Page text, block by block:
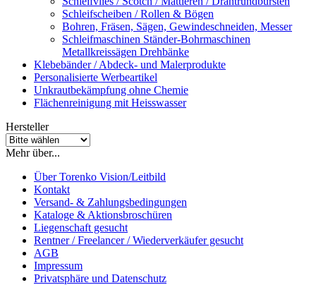
Schleifscheiben / Rollen & Bögen
Bohren, Fräsen, Sägen, Gewindeschneiden, Messer
Schleifmaschinen Ständer-Bohrmaschinen
Metallkreissägen Drehbänke
Klebebänder / Abdeck- und Malerprodukte
Personalisierte Werbeartikel
Unkrautbekämpfung ohne Chemie
Flächenreinigung mit Heisswasser
Hersteller
Mehr über...
Über Torenko Vision/Leitbild
Kontakt
Versand- & Zahlungsbedingungen
Kataloge & Aktionsbroschüren
Liegenschaft gesucht
Rentner / Freelancer / Wiederverkäufer gesucht
AGB
Impressum
Privatsphäre und Datenschutz